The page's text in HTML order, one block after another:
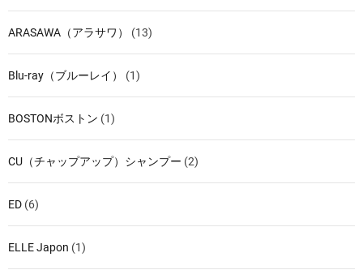
ARASAWA（アラサワ） (13)
Blu-ray（ブルーレイ） (1)
BOSTONボストン (1)
CU（チャップアップ）シャンプー (2)
ED (6)
ELLE Japon (1)